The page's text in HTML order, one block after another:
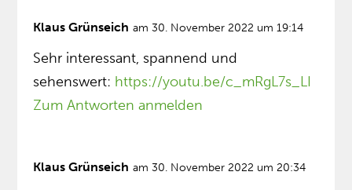
Klaus Grünseich am 30. November 2022 um 19:14
Sehr interessant, spannend und
sehenswert: https://youtu.be/c_mRgL7s_LI
Zum Antworten anmelden
Klaus Grünseich am 30. November 2022 um 20:34